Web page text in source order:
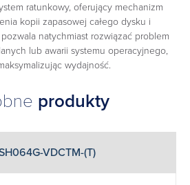
ratunkowy, oferujący mechanizm
kopii zapasowej całego dysku i
natychmiast rozwiązać problem
lub awarii systemu operacyjnego,
wydajność.
produkty
VDCTM-(T)